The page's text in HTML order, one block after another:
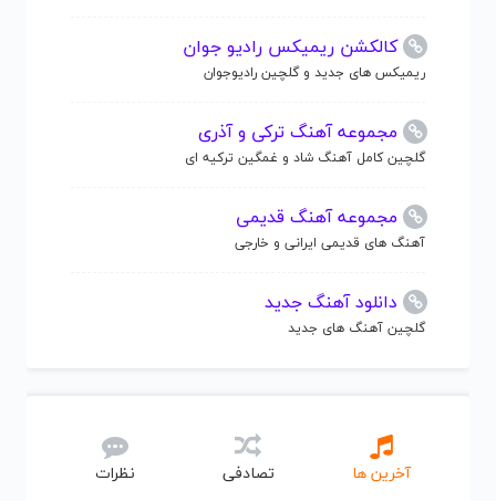
کالکشن ریمیکس رادیو جوان
ریمیکس های جدید و گلچین رادیوجوان
مجموعه آهنگ ترکی و آذری
گلچین کامل آهنگ شاد و غمگین ترکیه ای
مجموعه آهنگ قدیمی
آهنگ های قدیمی ایرانی و خارجی
دانلود آهنگ جدید
گلچین آهنگ های جدید
آخرین ها تصادفی نظرات